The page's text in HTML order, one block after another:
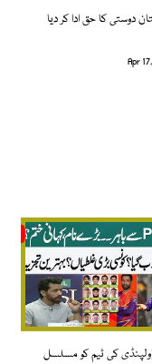
دوستی کا حق ادا کر دیا
Apr
کی ٹیم کو مسلسل